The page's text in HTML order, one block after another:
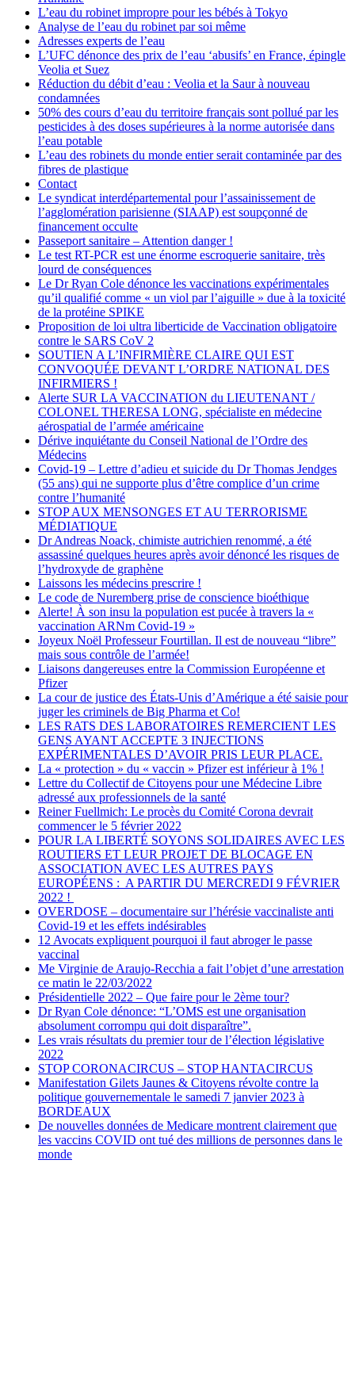
L’eau du robinet impropre pour les bébés à Tokyo
Analyse de l’eau du robinet par soi même
Adresses experts de l’eau
L’UFC dénonce des prix de l’eau ‘abusifs’ en France, épingle
Veolia et Suez
Réduction du débit d’eau : Veolia et la Saur à nouveau
condamnées
50% des cours d’eau du territoire français sont pollué par les
pesticides à des doses supérieures à la norme autorisée dans
l’eau potable
L’eau des robinets du monde entier serait contaminée par des
fibres de plastique
Contact
Le syndicat interdépartemental pour l’assainissement de
l’agglomération parisienne (SIAAP) est soupçonné de
financement occulte
Passeport sanitaire – Attention danger !
Le test RT-PCR est une énorme escroquerie sanitaire, très
lourd de conséquences
Le Dr Ryan Cole dénonce les vaccinations expérimentales
qu’il qualifié comme « un viol par l’aiguille » due à la toxicité
de la protéine SPIKE
Proposition de loi ultra liberticide de Vaccination obligatoire
contre le SARS CoV 2
SOUTIEN A L’INFIRMIÈRE CLAIRE QUI EST
CONVOQUÉE DEVANT L’ORDRE NATIONAL DES
INFIRMIERS !
Alerte SUR LA VACCINATION du LIEUTENANT /
COLONEL THERESA LONG, spécialiste en médecine
aérospatial de l’armée américaine
Dérive inquiétante du Conseil National de l’Ordre des
Médecins
Covid-19 – Lettre d’adieu et suicide du Dr Thomas Jendges
(55 ans) qui ne supporte plus d’être complice d’un crime
contre l’humanité
STOP AUX MENSONGES ET AU TERRORISME
MÉDIATIQUE
Dr Andreas Noack, chimiste autrichien renommé, a été
assassiné quelques heures après avoir dénoncé les risques de
l’hydroxyde de graphène
Laissons les médecins prescrire !
Le code de Nuremberg prise de conscience bioéthique
Alerte! À son insu la population est pucée à travers la «
vaccination ARNm Covid-19 »
Joyeux Noël Professeur Fourtillan. Il est de nouveau “libre”
mais sous contrôle de l’armée!
Liaisons dangereuses entre la Commission Européenne et
Pfizer
La cour de justice des États-Unis d’Amérique a été saisie pour
juger les criminels de Big Pharma et Co!
LES RATS DES LABORATOIRES REMERCIENT LES
GENS AYANT ACCEPTE 3 INJECTIONS
EXPÉRIMENTALES D’AVOIR PRIS LEUR PLACE.
La « protection » du « vaccin » Pfizer est inférieur à 1% !
Lettre du Collectif de Citoyens pour une Médecine Libre
adressé aux professionnels de la santé
Reiner Fuellmich: Le procès du Comité Corona devrait
commencer le 5 février 2022
POUR LA LIBERTÉ SOYONS SOLIDAIRES AVEC LES
ROUTIERS ET LEUR PROJET DE BLOCAGE EN
ASSOCIATION AVEC LES AUTRES PAYS
EUROPÉENS : A PARTIR DU MERCREDI 9 FÉVRIER
2022 !
OVERDOSE – documentaire sur l’hérésie vaccinaliste anti
Covid-19 et les effets indésirables
12 Avocats expliquent pourquoi il faut abroger le passe
vaccinal
Me Virginie de Araujo-Recchia a fait l’objet d’une arrestation
ce matin le 22/03/2022
Présidentielle 2022 – Que faire pour le 2ème tour?
Dr Ryan Cole dénonce: “L’OMS est une organisation
absolument corrompu qui doit disparaître”.
Les vrais résultats du premier tour de l’élection législative
2022
STOP CORONACIRCUS – STOP HANTACIRCUS
Manifestation Gilets Jaunes & Citoyens révolte contre la
politique gouvernementale le samedi 7 janvier 2023 à
BORDEAUX
De nouvelles données de Medicare montrent clairement que
les vaccins COVID ont tué des millions de personnes dans le
monde